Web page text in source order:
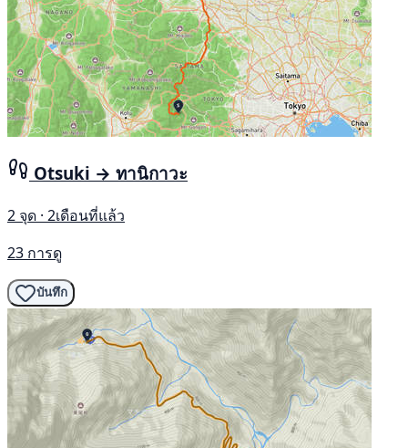
Otsuki → ทานิกาวะ
2 จุด · 2เดือนที่แล้ว
23 การดู
บันทึก